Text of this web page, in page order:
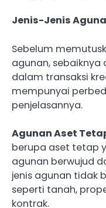
Jenis-Jenis
Sebelum
agunan, sebaiknya
dalam transaksi
mempunyai
penjelasannya.
Agunan Aset
berupa aset tetap
agunan berwujud
jenis agunan tidak
seperti tanah,
kontrak.